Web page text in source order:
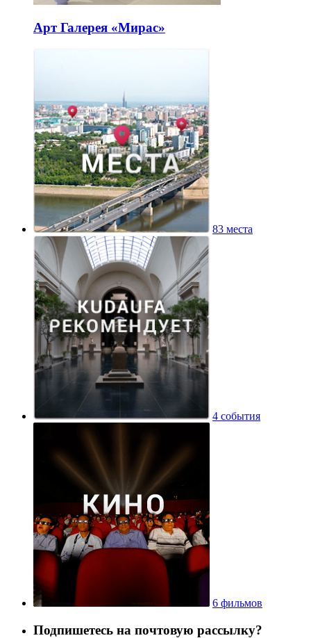
Арт Галерея «Мирас»
83 места
4 события
6 фильмов
Подпишетесь на почтовую рассылку?